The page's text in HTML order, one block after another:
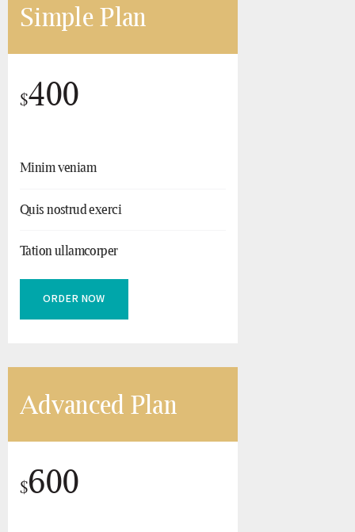
Simple Plan
$400
Minim veniam
Quis nostrud exerci
Tation ullamcorper
ORDER NOW
Advanced Plan
$600